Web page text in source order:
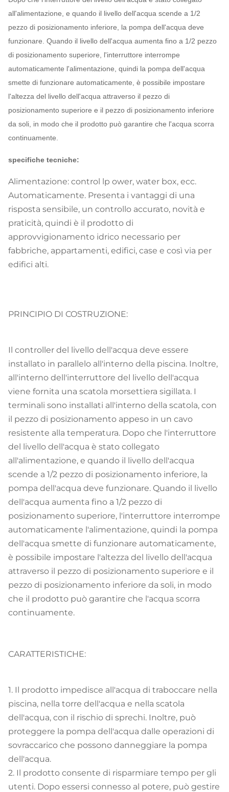
all'alimentazione, e quando il livello dell'acqua scende a 1/2
pezzo di posizionamento inferiore, la pompa dell'acqua deve
funzionare. Quando il livello dell'acqua aumenta fino a 1/2 pezzo
di posizionamento superiore, l'interruttore interrompe
automaticamente l'alimentazione, quindi la pompa dell'acqua
smette di funzionare automaticamente, è possibile impostare
l'altezza del livello dell'acqua attraverso il pezzo di
posizionamento superiore e il pezzo di posizionamento inferiore
da soli, in modo che il prodotto può garantire che l'acqua scorra
continuamente.
specifiche tecniche:
Alimentazione: control lp ower, water box, ecc.
Automaticamente. Presenta i vantaggi di una
risposta sensibile, un controllo accurato, novità e
praticità, quindi è il prodotto di
approvvigionamento idrico necessario per
fabbriche, appartamenti, edifici, case e così via per
edifici alti.
PRINCIPIO DI COSTRUZIONE:
Il controller del livello dell'acqua deve essere
installato in parallelo all'interno della piscina. Inoltre,
all'interno dell'interruttore del livello dell'acqua
viene fornita una scatola morsettiera sigillata. I
terminali sono installati all'interno della scatola, con
il pezzo di posizionamento appeso in un cavo
resistente alla temperatura. Dopo che l'interruttore
del livello dell'acqua è stato collegato
all'alimentazione, e quando il livello dell'acqua
scende a 1/2 pezzo di posizionamento inferiore, la
pompa dell'acqua deve funzionare. Quando il livello
dell'acqua aumenta fino a 1/2 pezzo di
posizionamento superiore, l'interruttore interrompe
automaticamente l'alimentazione, quindi la pompa
dell'acqua smette di funzionare automaticamente,
è possibile impostare l'altezza del livello dell'acqua
attraverso il pezzo di posizionamento superiore e il
pezzo di posizionamento inferiore da soli, in modo
che il prodotto può garantire che l'acqua scorra
continuamente.
CARATTERISTICHE:
1. Il prodotto impedisce all'acqua di traboccare nella
piscina, nella torre dell'acqua e nella scatola
dell'acqua, con il rischio di sprechi. Inoltre, può
proteggere la pompa dell'acqua dalle operazioni di
sovraccarico che possono danneggiare la pompa
dell'acqua.
2. Il prodotto consente di risparmiare tempo per gli
utenti. Dopo essersi connesso al potere, può gestire